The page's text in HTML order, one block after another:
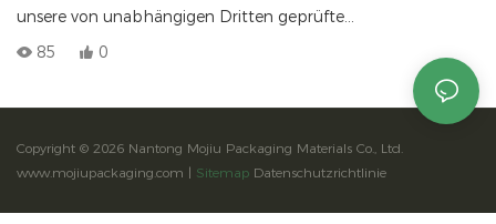
unsere von unabhängigen Dritten geprüfte
Produktionsstätte für kundenspezifische Verpackungen. Vom
Büroteam bis zur geschäftigen Werkstattproduktion zeigen
wir, wie wir Marken mit zuverlässigem Verpackungsdesign,
unterstützen.
85 0
Copyright © 2026 Nantong Mojiu Packaging Materials Co., Ltd.
www.mojiupackaging.com | Sitemap Datenschutzrichtlinie